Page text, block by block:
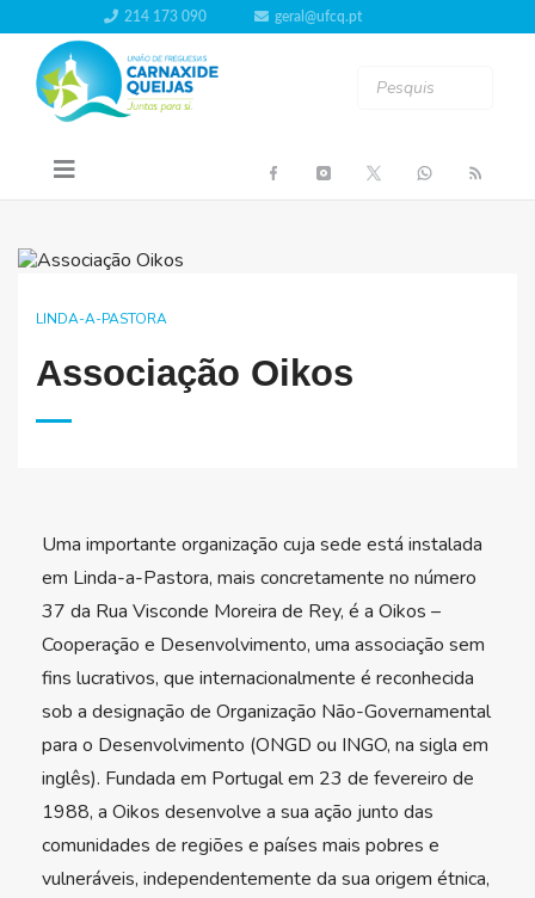
214 173 090 geral@ufcq.pt
LINDA-A-PASTORA
Associação Oikos
Uma importante organização cuja sede está instalada
em Linda-a-Pastora, mais concretamente no número
37 da Rua Visconde Moreira de Rey, é a Oikos –
Cooperação e Desenvolvimento, uma associação sem
fins lucrativos, que internacionalmente é reconhecida
sob a designação de Organização Não-Governamental
para o Desenvolvimento (ONGD ou INGO, na sigla em
inglês). Fundada em Portugal em 23 de fevereiro de
1988, a Oikos desenvolve a sua ação junto das
comunidades de regiões e países mais pobres e
vulneráveis, independentemente da sua origem étnica,